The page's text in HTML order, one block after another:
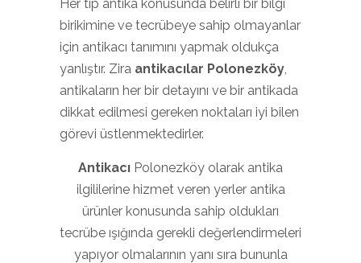
Her tip antika konusunda belirli bir bilgi
birikimine ve tecrübeye sahip olmayanlar
için antikacı tanımını yapmak oldukça
yanlıştır. Zira antikacılar Polonezköy,
antikaların her bir detayını ve bir antikada
dikkat edilmesi gereken noktaları iyi bilen
görevi üstlenmektedirler.
Antikacı Polonezköy olarak antika
ilgililerine hizmet veren yerler antika
ürünler konusunda sahip oldukları
tecrübe ışığında gerekli değerlendirmeleri
yapıyor olmalarının yanı sıra bununla